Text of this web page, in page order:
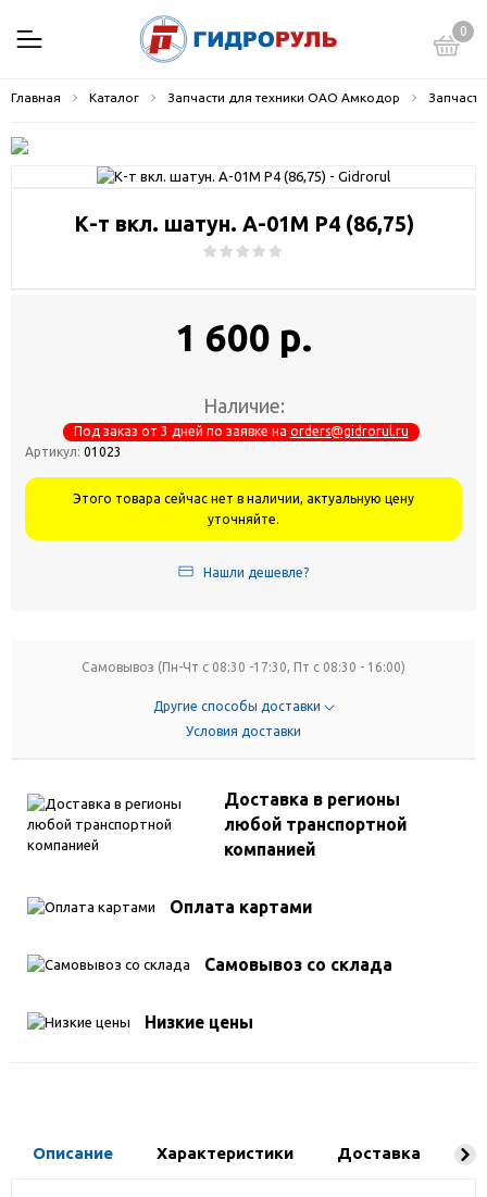
0
Главная Каталог Запчасти для техники ОАО Амкодор
К-т вкл. шатун. А-01М Р4 (86,75)
1 600 р.
Наличие:
Под заказ от 3 дней по заявке на orders@gidrorul.ru
Артикул: 01023
Этого товара сейчас нет в наличии, актуальную цену
уточняйте.
Нашли дешевле?
Самовывоз (Пн-Чт с 08:30 -17:30, Пт с 08:30 - 16:00)
Другие способы доставки
Условия доставки
Доставка в регионы
любой транспортной
компанией
Оплата картами
Самовывоз со склада
Низкие цены
Описание Характеристики Доставка